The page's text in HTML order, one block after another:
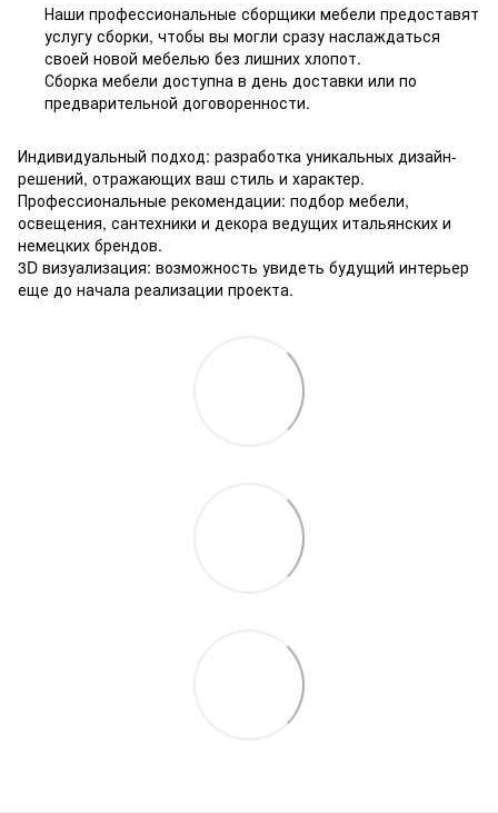
Наши профессиональные сборщики мебели предоставят
услугу сборки, чтобы вы могли сразу наслаждаться
своей новой мебелью без лишних хлопот.
Сборка мебели доступна в день доставки или по
предварительной договоренности.
Индивидуальный подход: разработка уникальных дизайн-
решений, отражающих ваш стиль и характер.
Профессиональные рекомендации: подбор мебели,
освещения, сантехники и декора ведущих итальянских и
немецких брендов.
3D визуализация: возможность увидеть будущий интерьер
еще до начала реализации проекта.